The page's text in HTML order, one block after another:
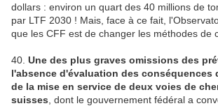
dollars : environ un quart des 40 millions de
par LTF 2030 ! Mais, face à ce fait,
que les CFF est de changer les méthodes de
40. Une des plus graves omissions des
l'absence d'évaluation des conséquences
de la mise en service de deux voies de
suisses , dont le gouvernement fédéral a